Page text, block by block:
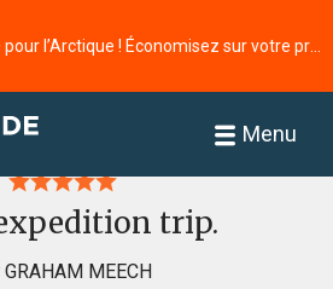
Menu
trip.
GRAHAM MEECH